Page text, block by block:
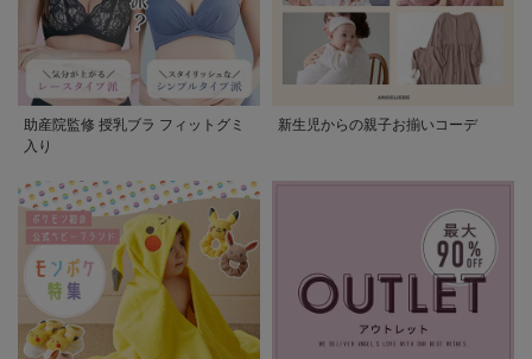
助産院監修 授乳ブラ フィットグミ
入り
新生児からの親子お揃いコーデ